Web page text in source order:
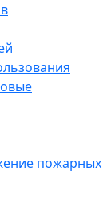
пожарных